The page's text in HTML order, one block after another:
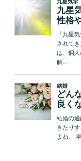
件…
月
の